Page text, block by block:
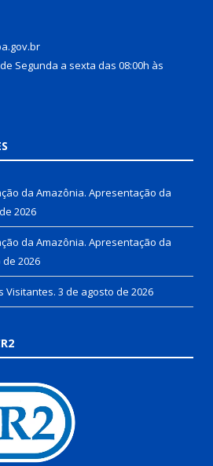
Segunda a sexta das 08:00h às
da Amazônia. Apresentação da
2026
da Amazônia. Apresentação da
2026
Visitantes. 3 de agosto de 2026